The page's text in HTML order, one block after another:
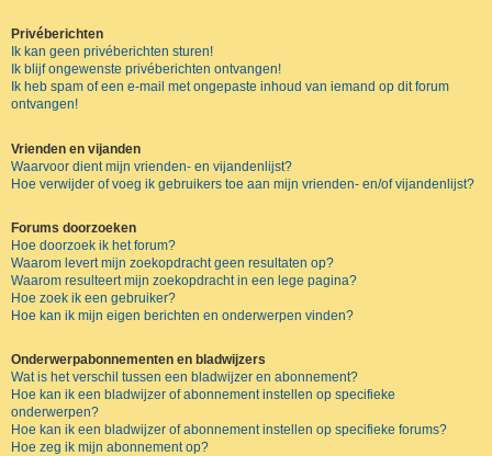
Privéberichten
Ik kan geen privéberichten sturen!
Ik blijf ongewenste privéberichten ontvangen!
Ik heb spam of een e-mail met ongepaste inhoud van iemand op dit forum
ontvangen!
Vrienden en vijanden
Waarvoor dient mijn vrienden- en vijandenlijst?
Hoe verwijder of voeg ik gebruikers toe aan mijn vrienden- en/of vijandenlijst?
Forums doorzoeken
Hoe doorzoek ik het forum?
Waarom levert mijn zoekopdracht geen resultaten op?
Waarom resulteert mijn zoekopdracht in een lege pagina?
Hoe zoek ik een gebruiker?
Hoe kan ik mijn eigen berichten en onderwerpen vinden?
Onderwerpabonnementen en bladwijzers
Wat is het verschil tussen een bladwijzer en abonnement?
Hoe kan ik een bladwijzer of abonnement instellen op specifieke
onderwerpen?
Hoe kan ik een bladwijzer of abonnement instellen op specifieke forums?
Hoe zeg ik mijn abonnement op?